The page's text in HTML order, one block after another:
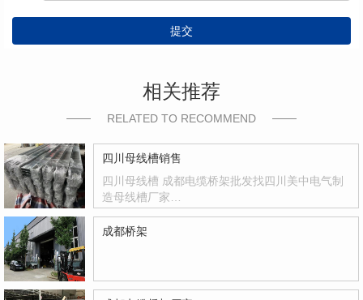
提交
相关推荐
RELATED TO RECOMMEND
四川母线槽销售
四川母线槽 成都电缆桥架批发找四川美中电气制
造母线槽厂家…
成都桥架